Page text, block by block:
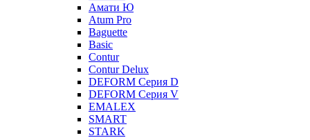
Амати Ю
Atum Pro
Baguette
Basic
Contur
Contur Delux
DEFORM Серия D
DEFORM Серия V
EMALEX
SMART
STARK